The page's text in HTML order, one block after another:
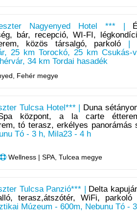
Nagyenyed Hotel *** |
bár, recepció, WI-FI,
közös társalgó, parkoló |
25 km Torockó, 25 km Csukás-
34 km Tordai hasadék
Fehér megye
Tulcsa Hotel*** |
Duna
Spa központ, a la carte
tó terasz, erkélyes panorámás
Tó - 3 h, Mila23 - 4 h
Wellness | SPA, Tulcea megye
Tulcsa Panzió*** |
Delta
terasz,átszótér, WiFi, parkoló
Múzeum - 600m, Nebunu Tó -